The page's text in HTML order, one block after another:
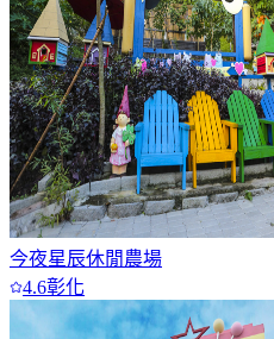
今夜星辰休閒農場
4.6彰化